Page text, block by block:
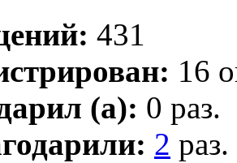
431
16
(а): 0 раз.
2 раз.